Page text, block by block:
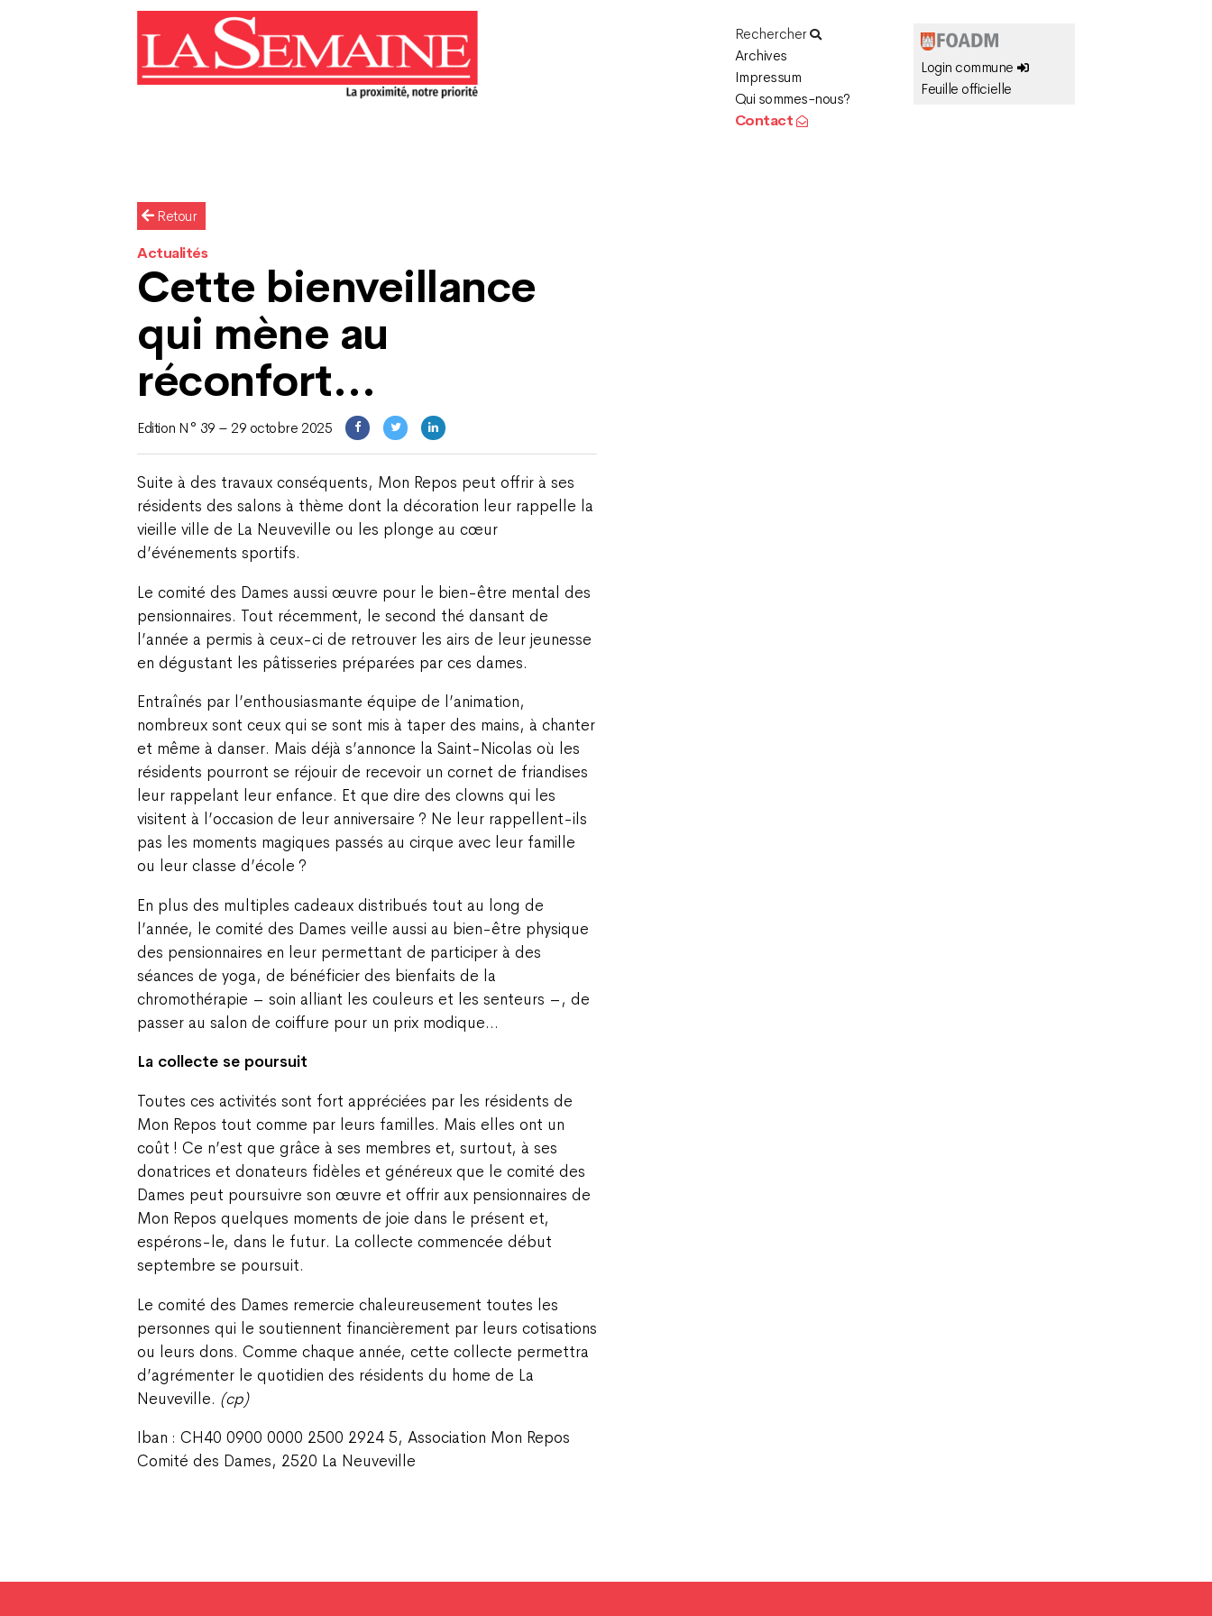
Rechercher
Archives
Impressum
Qui sommes-nous?
Contact
Login commune
Feuille officielle
Retour
Actualités
Cette bienveillance
qui mène au
réconfort…
Edition N° 39 – 29 octobre 2025
Suite à des travaux conséquents, Mon Repos peut offrir à ses
résidents des salons à thème dont la décoration leur rappelle la
vieille ville de La Neuveville ou les plonge au cœur
d’événements sportifs.
Le comité des Dames aussi œuvre pour le bien-être mental des
pensionnaires. Tout récemment, le second thé dansant de
l’année a permis à ceux-ci de retrouver les airs de leur jeunesse
en dégustant les pâtisseries préparées par ces dames.
Entraînés par l’enthousiasmante équipe de l’animation,
nombreux sont ceux qui se sont mis à taper des mains, à chanter
et même à danser. Mais déjà s’annonce la Saint-Nicolas où les
résidents pourront se réjouir de recevoir un cornet de friandises
leur rappelant leur enfance. Et que dire des clowns qui les
visitent à l’occasion de leur anniversaire ? Ne leur rappellent-ils
pas les moments magiques passés au cirque avec leur famille
ou leur classe d’école ?
En plus des multiples cadeaux distribués tout au long de
l’année, le comité des Dames veille aussi au bien-être physique
des pensionnaires en leur permettant de participer à des
séances de yoga, de bénéficier des bienfaits de la
chromothérapie – soin alliant les couleurs et les senteurs –, de
passer au salon de coiffure pour un prix modique…
La collecte se poursuit
Toutes ces activités sont fort appréciées par les résidents de
Mon Repos tout comme par leurs familles. Mais elles ont un
coût ! Ce n’est que grâce à ses membres et, surtout, à ses
donatrices et donateurs fidèles et généreux que le comité des
Dames peut poursuivre son œuvre et offrir aux pensionnaires de
Mon Repos quelques moments de joie dans le présent et,
espérons-le, dans le futur. La collecte commencée début
septembre se poursuit.
Le comité des Dames remercie chaleureusement toutes les
personnes qui le soutiennent financièrement par leurs cotisations
ou leurs dons. Comme chaque année, cette collecte permettra
d’agrémenter le quotidien des résidents du home de La
Neuveville. (cp)
Iban : CH40 0900 0000 2500 2924 5, Association Mon Repos
Comité des Dames, 2520 La Neuveville